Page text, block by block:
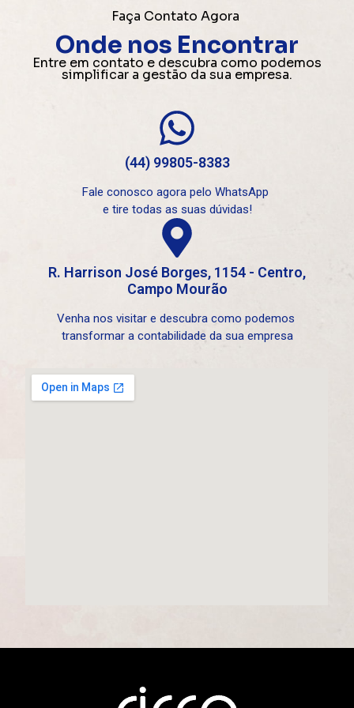
Faça Contato Agora
Onde nos Encontrar
Entre em contato e descubra como podemos
simplificar a gestão da sua empresa.
(44) 99805-8383
Fale conosco agora pelo WhatsApp
e tire todas as suas dúvidas!
R. Harrison José Borges, 1154 - Centro,
Campo Mourão
Venha nos visitar e descubra como podemos
transformar a contabilidade da sua empresa